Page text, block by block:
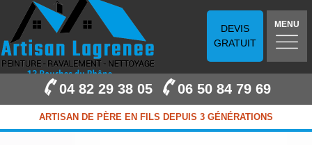
DEVIS
GRATUIT
MENU
04 82 29 38 05 06 50 84 79 69
ARTISAN DE PÈRE EN FILS DEPUIS 3 GÉNÉRATIONS